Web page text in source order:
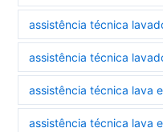
assistência técnica
assistência técnica
assistência técnica lava
assistência técnica lava